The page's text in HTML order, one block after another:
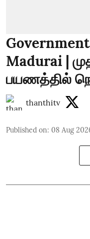
Madurai |
பயணத்தில்
thanthitv
Published on: 08 Aug